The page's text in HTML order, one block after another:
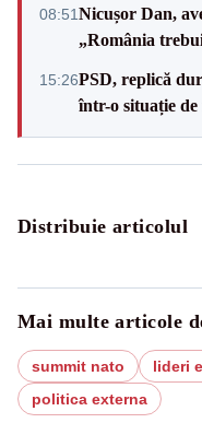
08:51Nicușor Dan,
„România
15:26PSD, replică
într-o situație
Distribuie articolul
Mai multe articole
summit nato lideri
politica externa